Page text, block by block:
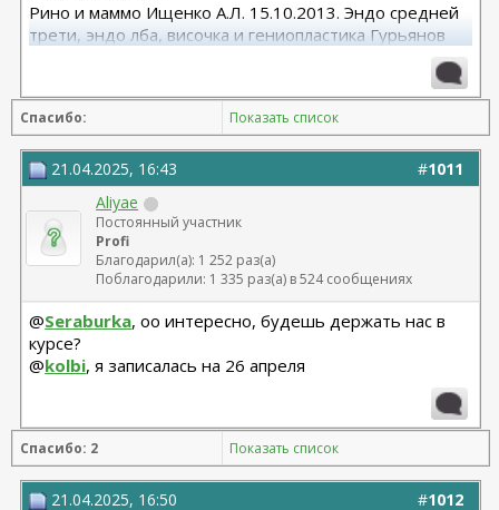
Рино и маммо Ищенко А.Л. 15.10.2013. Эндо средней
трети, эндо лба, височка и гениопластика Гурьянов
Спасибо: Показать список
#1011
21.04.2025, 16:43
Aliyae
Постоянный участник
Profi
Благодарил(а): 1 252 раз(а)
Поблагодарили: 1 335 раз(а) в 524 сообщениях
@Seraburka, оо интересно, будешь держать нас в
курсе?
@kolbi, я записалась на 26 апреля
Спасибо: 2 Показать список
#1012
21.04.2025, 16:50